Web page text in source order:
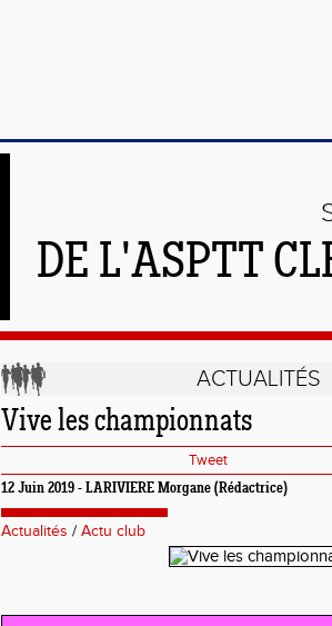
DE L'ASPTT
ACTUALITÉS
Vive les championnats
Tweet
12 Juin 2019 - LARIVIERE Morgane (Rédactrice)
Actualités / Actu club